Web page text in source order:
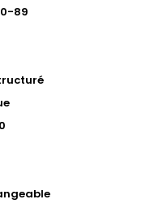
89